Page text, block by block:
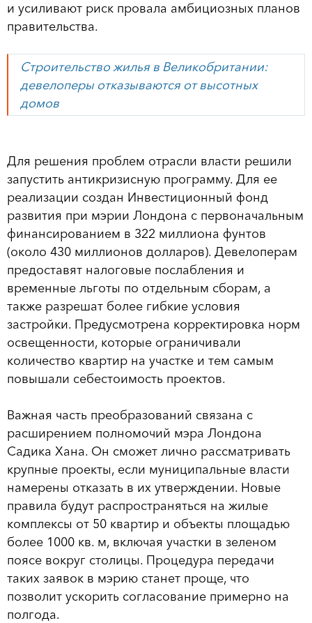
и усиливают риск провала амбициозных планов
правительства.
Строительство жилья в Великобритании:
девелоперы отказываются от высотных
домов
Для решения проблем отрасли власти решили
запустить антикризисную программу. Для ее
реализации создан Инвестиционный фонд
развития при мэрии Лондона с первоначальным
финансированием в 322 миллиона фунтов
(около 430 миллионов долларов). Девелоперам
предоставят налоговые послабления и
временные льготы по отдельным сборам, а
также разрешат более гибкие условия
застройки. Предусмотрена корректировка норм
освещенности, которые ограничивали
количество квартир на участке и тем самым
повышали себестоимость проектов.
Важная часть преобразований связана с
расширением полномочий мэра Лондона
Садика Хана. Он сможет лично рассматривать
крупные проекты, если муниципальные власти
намерены отказать в их утверждении. Новые
правила будут распространяться на жилые
комплексы от 50 квартир и объекты площадью
более 1000 кв. м, включая участки в зеленом
поясе вокруг столицы. Процедура передачи
таких заявок в мэрию станет проще, что
позволит ускорить согласование примерно на
полгода.